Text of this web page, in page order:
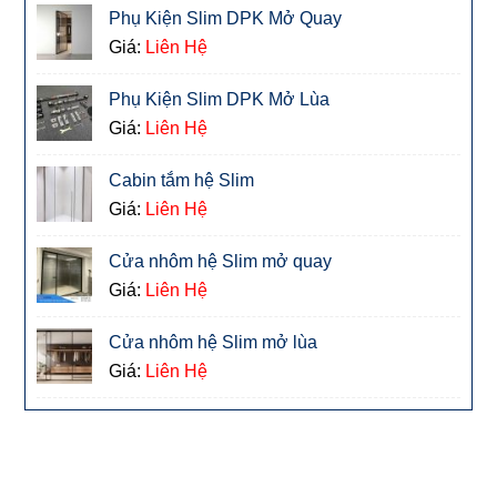
Phụ Kiện Slim DPK Mở Quay
Giá: Liên Hệ
Phụ Kiện Slim DPK Mở Lùa
Giá: Liên Hệ
Cabin tắm hệ Slim
Giá: Liên Hệ
Cửa nhôm hệ Slim mở quay
Giá: Liên Hệ
Cửa nhôm hệ Slim mở lùa
Giá: Liên Hệ